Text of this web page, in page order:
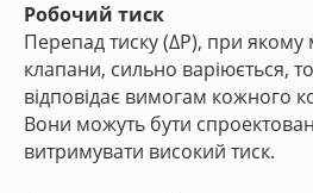
Робочий тиск
Перепад тиску (ΔP), при
клапани, сильно варіюється,
відповідає вимогам кожного
Вони можуть бути
витримувати високий тиск.